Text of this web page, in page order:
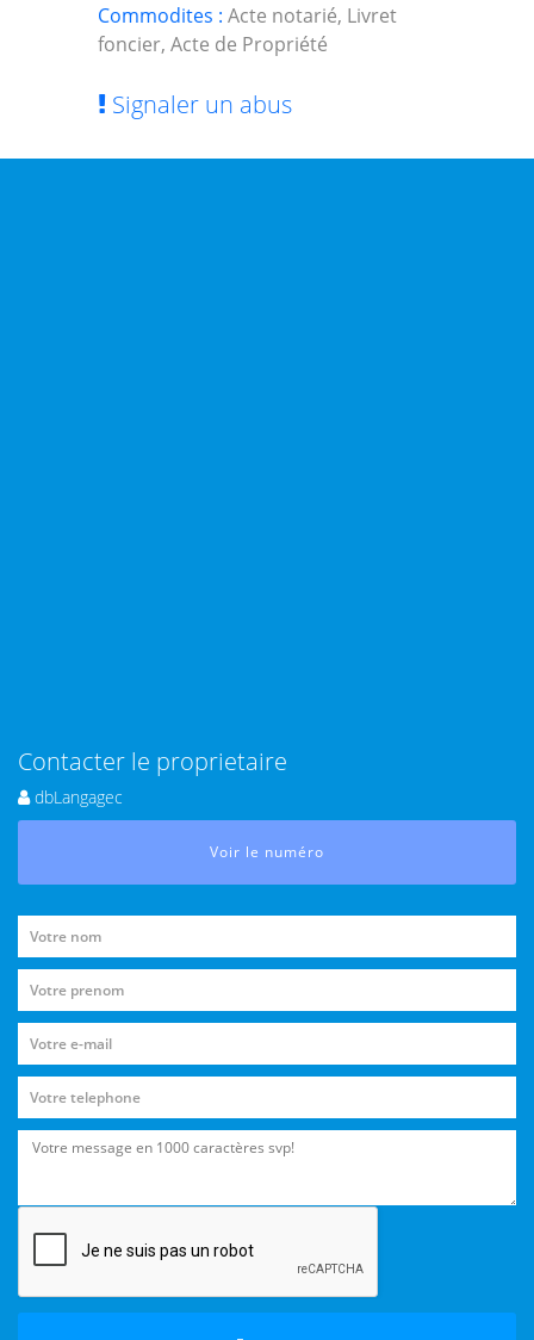
Commodites :Acte notarié, Livret
foncier, Acte de Propriété
Signaler un abus
Contacter le proprietaire
dbLangagec
Voir le numéro